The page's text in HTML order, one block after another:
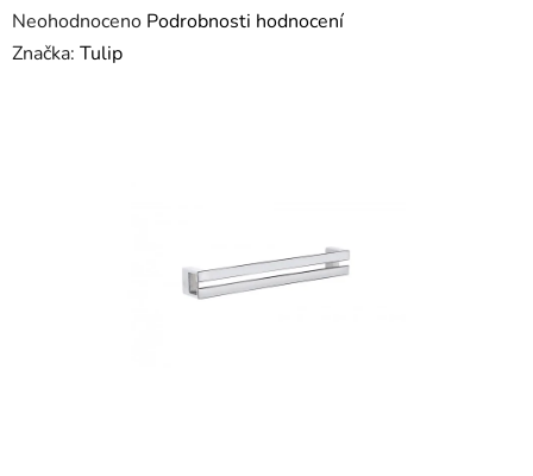
Průměrné
hodnocení
Neohodnoceno Podrobnosti hodnocení
Značka: Tulip